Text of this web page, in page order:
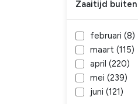
Zaaitijd buiten
februari (8)
maart (115)
april (220)
mei (239)
juni (121)